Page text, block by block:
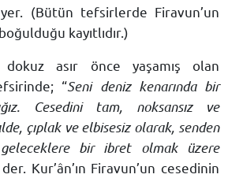
(Bütün tefsirlerde Firavun’un
kayıtlıdır.)
dokuz asır önce yaşamış olan
“Seni deniz kenarında bir
Cesedini tam, noksansız ve
çıplak ve elbisesiz olarak, senden
bir ibret olmak üzere
der. Kur’ân’ın Firavun’un cesedinin